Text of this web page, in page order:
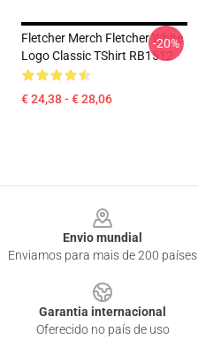
Fletcher Merch Fletcher White
Logo Classic TShirt RB1512
€ 24,38 - € 28,06
-20%
Envio mundial
Enviamos para mais de 200 países
Garantia internacional
Oferecido no país de uso